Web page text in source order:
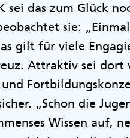
sei das zum Glück
sie:
gilt für viele
Attraktiv sei dort
und
„Schon die
Wissen auf,